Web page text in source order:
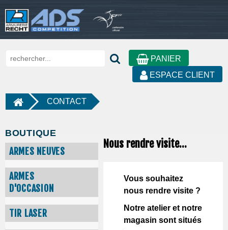
PANIER
ESPACE CLIENT
CONTACT
BOUTIQUE
ARMES NEUVES
ARMES
D'OCCASION
TIR LASER
Nous rendre visite...
Vous souhaitez
nous rendre visite ?
Notre atelier et notre
magasin sont situés